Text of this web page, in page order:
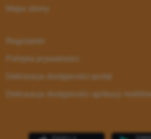
Mapa strony
Regulamin
Polityka prywatności
Deklaracja dostępności portal
Deklaracja dostępności aplikacji mobilnej